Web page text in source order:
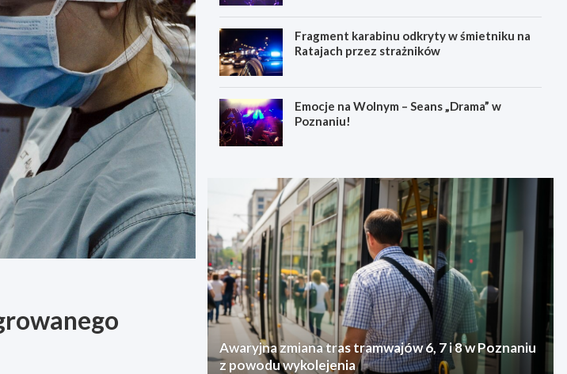
Fragment karabinu odkryty w śmietniku na
Ratajach przez strażników
Emocje na Wolnym – Seans „Drama” w
Poznaniu!
Awaryjna zmiana tras tramwajów 6, 7 i 8 w Poznaniu
z powodu wykolejenia